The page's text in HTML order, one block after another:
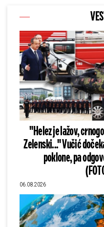
"Helez je lažov,
Zelenski..." Vučić
poklone, pa
06.08.2026